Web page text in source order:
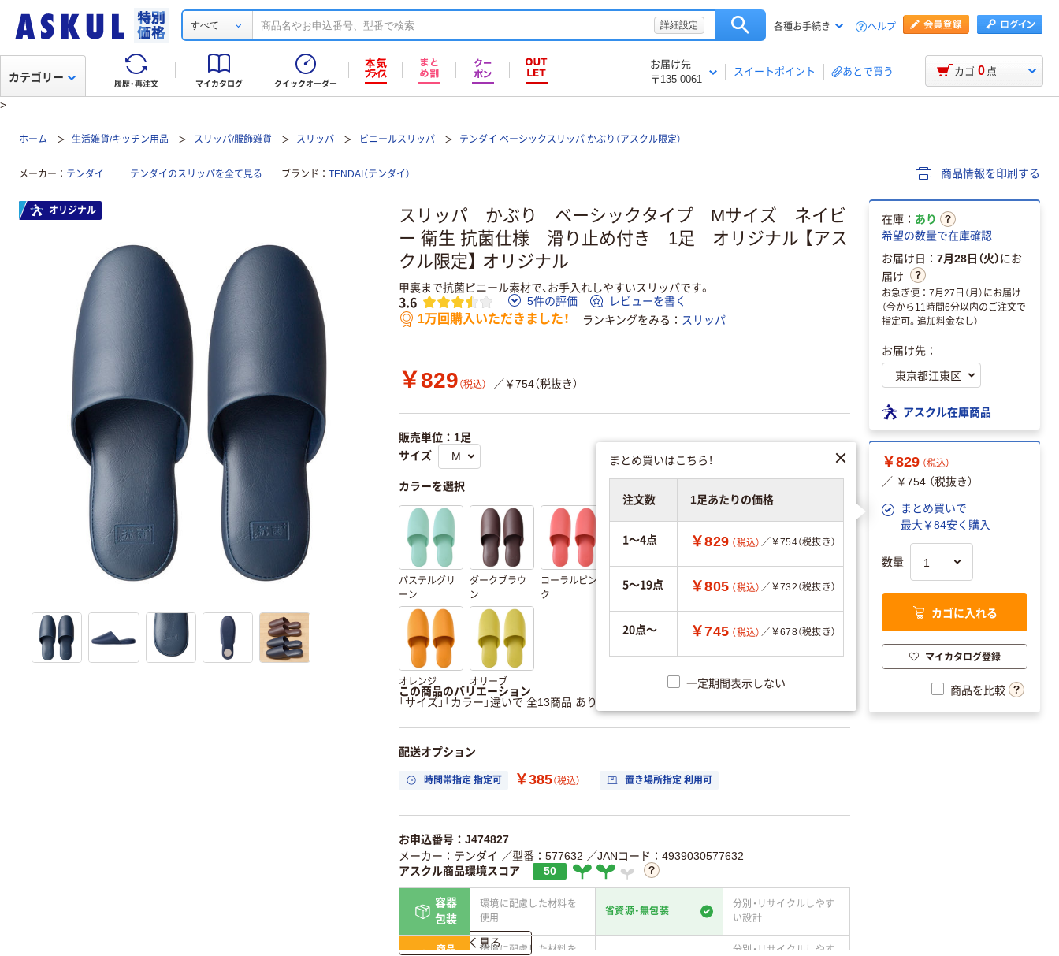
すべて 詳細設定 各種お手続き ヘルプ
履歴・再注文 マイカタログ クイックオーダー
お届け先
〒135-0061
スイートポイント あとで買う
カテゴリー カゴ 0 点
>
ホーム 生活雑貨/キッチン用品 スリッパ/服飾雑貨 スリッパ ビニールスリッパ テンダイ ベーシックスリッパ かぶり（アスクル限定）
メーカー テンダイ テンダイのスリッパを全て見る ブランド TENDAI（テンダイ） 商品情報を印刷する
スリッパ かぶり ベーシックタイプ Mサイズ ネイビ
ー 衛生 抗菌仕様 滑り止め付き 1足 オリジナル 【アス
クル限定】 オリジナル
甲裏まで抗菌ビニール素材で、お手入れしやすいスリッパです。
3.6 5件の評価 レビューを書く
1万回購入いただきました！ ランキングをみる スリッパ
￥829 （税込） ／￥754（税抜き）
販売単位：1足
サイズ
カラーを選択
パステルグリ
ーン
ダークブラウ
ン
コーラルピン
ク
ライトブルー ベージュ ネイビー
オレンジ オリーブ
この商品のバリエーション
「サイズ」「カラー」違いで 全13商品 あります。
配送オプション
時間帯指定 指定可 ￥385（税込） 置き場所指定 利用可
お申込番号：J474827
メーカー：テンダイ ／型番：577632 ／JANコード：4939030577632
アスクル商品環境スコア
50
容器
包装
環境に配慮した材料を
使用
省資源・無包装
分別・リサイクルしやす
い設計
商品
環境に配慮した材料を
分別・リサイクルしやす
詳しく見る
オリジナル
在庫： あり
希望の数量で在庫確認
お届け日： 7月28日（火）にお
届け
お急ぎ便：7月27日（月）にお届け
（今から11時間6分以内のご注文で
指定可。追加料金なし）
お届け先：
アスクル在庫商品
￥829 （税込）
／ ￥754 （税抜き）
まとめ買いで
最大￥84安く購入
まとめ買いはこちら！
注文数 1足あたりの価格
1～4点 ￥829 （税込） ／￥754（税抜き）
5～19点 ￥805 （税込） ／￥732（税抜き）
20点～ ￥745 （税込） ／￥678（税抜き）
一定期間表示しない
数量
カゴに入れる
マイカタログ登録
商品を比較